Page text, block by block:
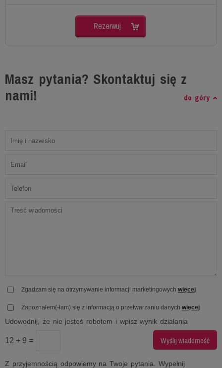
Rezerwuj
Masz pytania? Skontaktuj się z
nami!
do góry
Zgadzam się na otrzymywanie informacji marketingowych więcej
Zapoznałem(-łam) się z informacją o przetwarzaniu danych więcej
Udowodnij, że nie jesteś robotem i wpisz wynik działania
12 + 9 =
Z przyjemnością odpowiemy na Twoje pytania. Wypełnij